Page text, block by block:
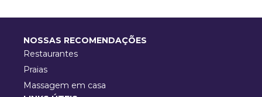
NOSSAS RECOMENDAÇÕES
Restaurantes
Praias
Massagem em casa